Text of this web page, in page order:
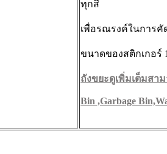
ทุกสี
เพื่อรณรงค์ในการคั
ขนาดของสติกเกอร์
ถังขยะดูเพิ่มเต็มสา
Bin ,Garbage